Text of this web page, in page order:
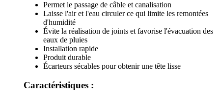
Permet le passage de câble et canalisation
Laisse l'air et l'eau circuler ce qui limite les remontées
d'humidité
Évite la réalisation de joints et favorise l'évacuation des
eaux de pluies
Installation rapide
Produit durable
Écarteurs sécables pour obtenir une tête lisse
Caractéristiques :